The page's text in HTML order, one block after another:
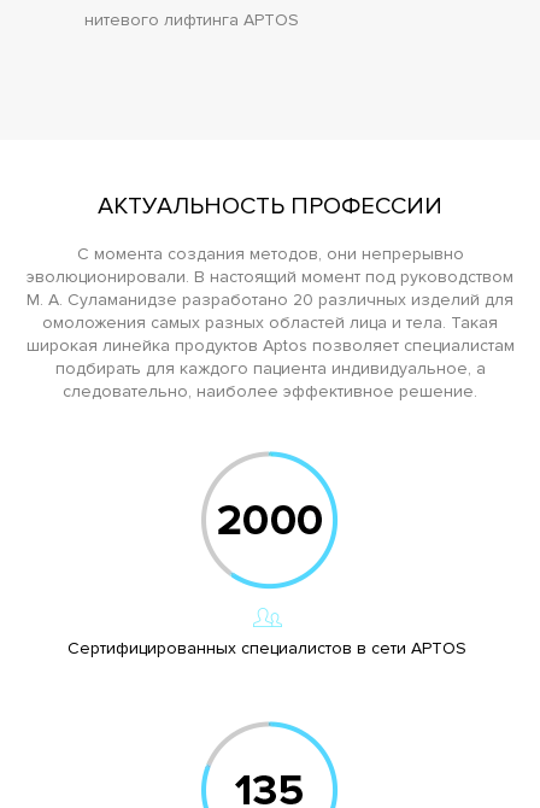
нитевого лифтинга APTOS
АКТУАЛЬНОСТЬ ПРОФЕССИИ
C момента создания методов, они непрерывно
эволюционировали. В настоящий момент под руководством
М. А. Суламанидзе разработано 20 различных изделий для
омоложения самых разных областей лица и тела. Такая
широкая линейка продуктов Aptos позволяет специалистам
подбирать для каждого пациента индивидуальное, а
следовательно, наиболее эффективное решение.
Сертифицированных специалистов в сети APTOS